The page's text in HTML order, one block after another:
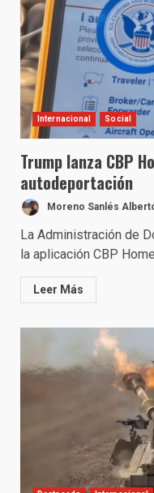
Internacional Social
Trump lanza CBP
autodeportación
Moreno Sanlés
La Administración de
la aplicación CBP
Leer Más